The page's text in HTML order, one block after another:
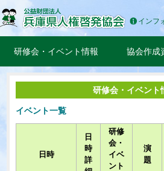
インフ
研修会・イベント情報 協会作成
研修会・イベント
イベント一覧
日時
日
時
詳
研修
会・
イベ
ント
演
題